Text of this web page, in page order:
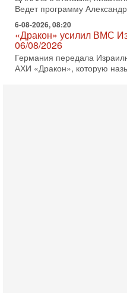
6-08-2026, 08:20
«Дракон» усилил ВМС
06/08/2026
Германия передала
АХИ «Дракон», которую
субмариной на Ближнем